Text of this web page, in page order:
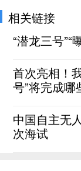
相关链接
“潜龙三号”“
首次亮相！
号”将完成哪
中国自主无
次海试